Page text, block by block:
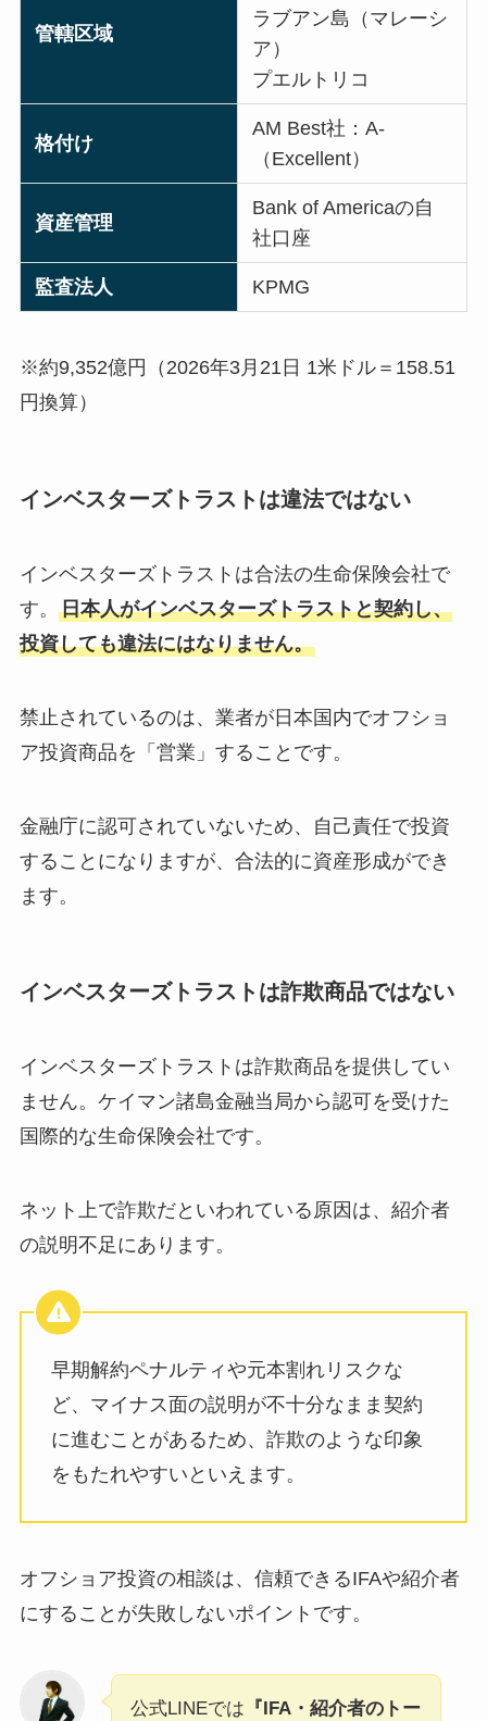
管轄区域
ラブアン島（マレーシ
ア）
プエルトリコ
格付け
AM Best社：A-
（Excellent）
資産管理
Bank of Americaの自
社口座
監査法人 KPMG
※約9,352億円（2026年3月21日 1米ドル＝158.51
円換算）
インベスターズトラストは違法ではない
インベスターズトラストは合法の生命保険会社で
す。 日本人がインベスターズトラストと契約し、
投資しても違法にはなりません。
禁止されているのは、業者が日本国内でオフショ
ア投資商品を「営業」することです。
金融庁に認可されていないため、自己責任で投資
することになりますが、合法的に資産形成ができ
ます。
インベスターズトラストは詐欺商品ではない
インベスターズトラストは詐欺商品を提供してい
ません。ケイマン諸島金融当局から認可を受けた
国際的な生命保険会社です。
ネット上で詐欺だといわれている原因は、紹介者
の説明不足にあります。
早期解約ペナルティや元本割れリスクな
ど、マイナス面の説明が不十分なまま契約
に進むことがあるため、詐欺のような印象
をもたれやすいといえます。
オフショア投資の相談は、信頼できるIFAや紹介者
にすることが失敗しないポイントです。
公式LINEでは 『IFA・紹介者のトー